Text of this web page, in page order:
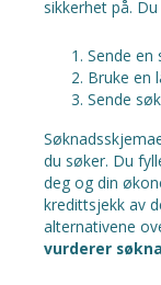
sikkerhet på. Du
Sende en
Bruke en
Sende
du søker. Du
deg og din
kredittsjekk av
alternativene
vurderer